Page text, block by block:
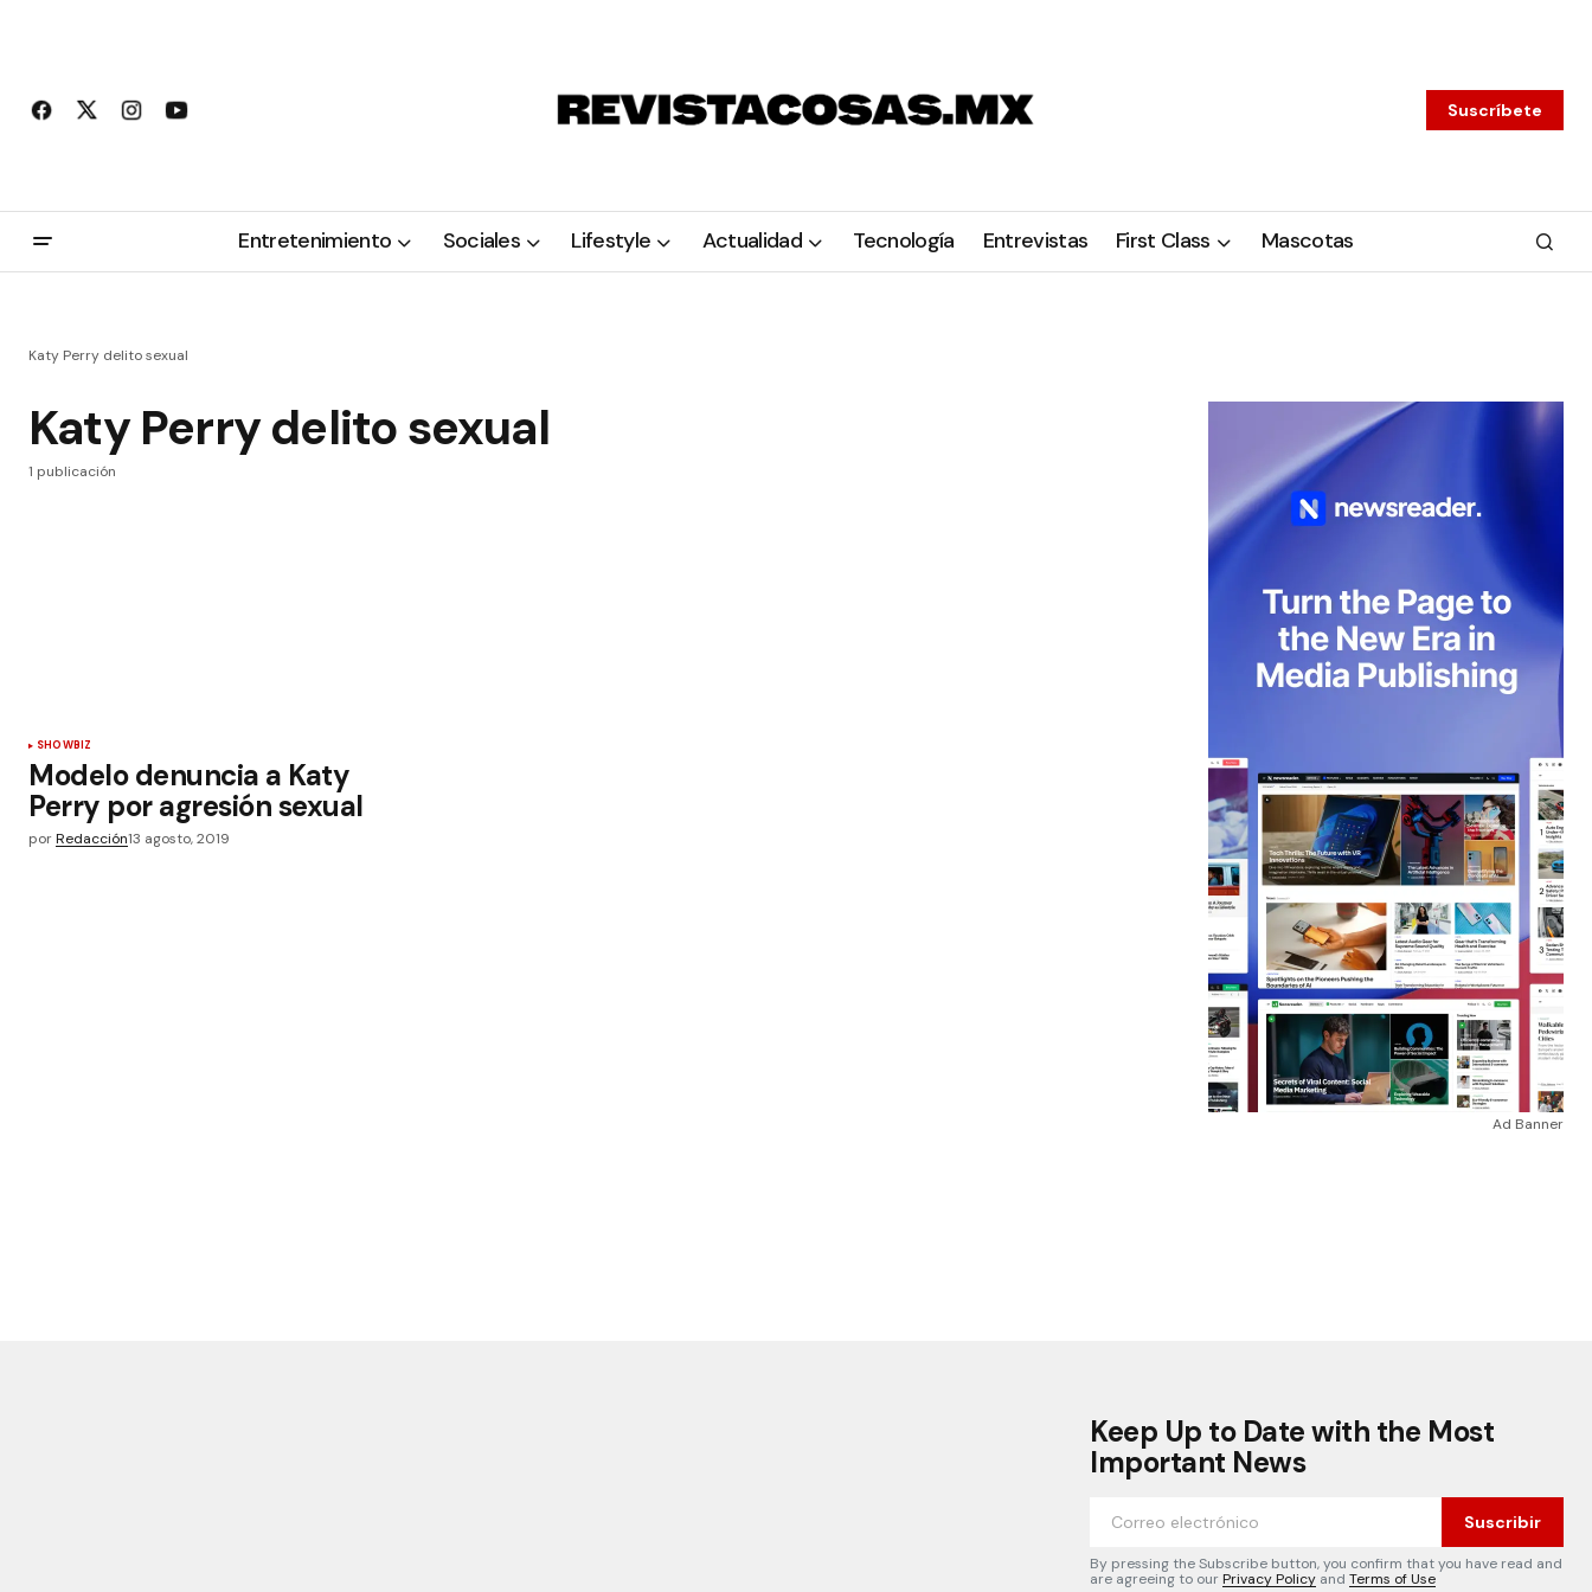
Suscríbete
Entretenimiento Sociales Lifestyle Actualidad Tecnología Entrevistas First Class Mascotas
Katy Perry delito sexual
Katy Perry delito sexual
1 publicación
SHOWBIZ
Modelo denuncia a Katy
Perry por agresión sexual
porRedacción13 agosto, 2019
Ad Banner
Keep Up to Date with the Most
Important News
Suscribir
By pressing the Subscribe button, you confirm that you have read and
are agreeing to ourPrivacy Policy and Terms of Use